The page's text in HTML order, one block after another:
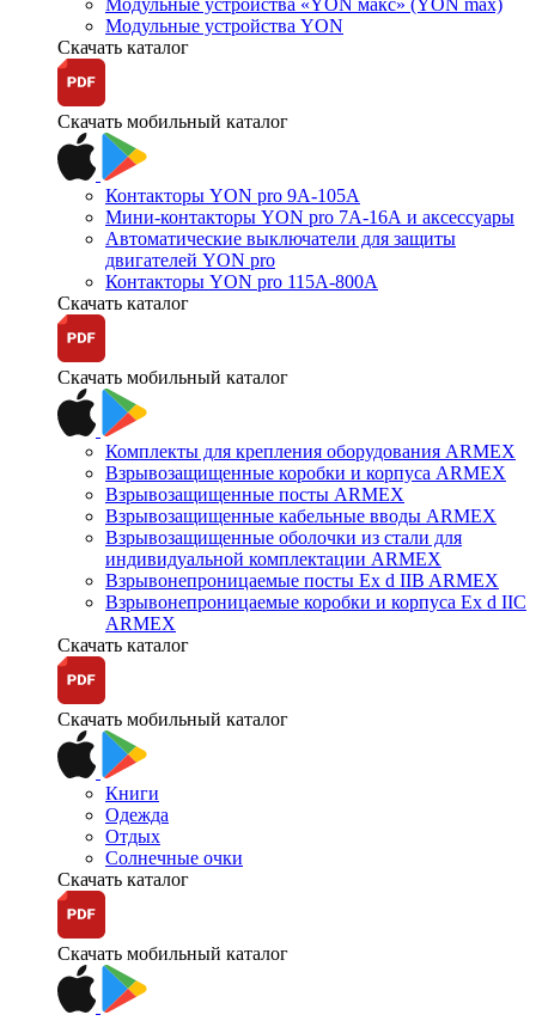
Модульные устройства YON
Скачать каталог
Скачать мобильный каталог
Контакторы YON pro 9А-105А
Мини-контакторы YON pro 7А-16А и аксессуары
Автоматические выключатели для защиты
двигателей YON pro
Контакторы YON pro 115А-800А
Скачать каталог
Скачать мобильный каталог
Комплекты для крепления оборудования ARMEX
Взрывозащищенные коробки и корпуса ARMEX
Взрывозащищенные посты ARMEX
Взрывозащищенные кабельные вводы ARMEX
Взрывозащищенные оболочки из стали для
индивидуальной комплектации ARMEX
Взрывонепроницаемые посты Ex d IIB ARMEX
Взрывонепроницаемые коробки и корпуса Ex d IIС
ARMEX
Скачать каталог
Скачать мобильный каталог
Книги
Одежда
Отдых
Солнечные очки
Скачать каталог
Скачать мобильный каталог